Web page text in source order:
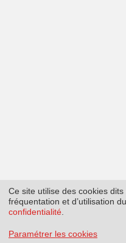
Ce site utilise des cookies
fréquentation et d’utilisation
confidentialité
Paramétrer les cookies